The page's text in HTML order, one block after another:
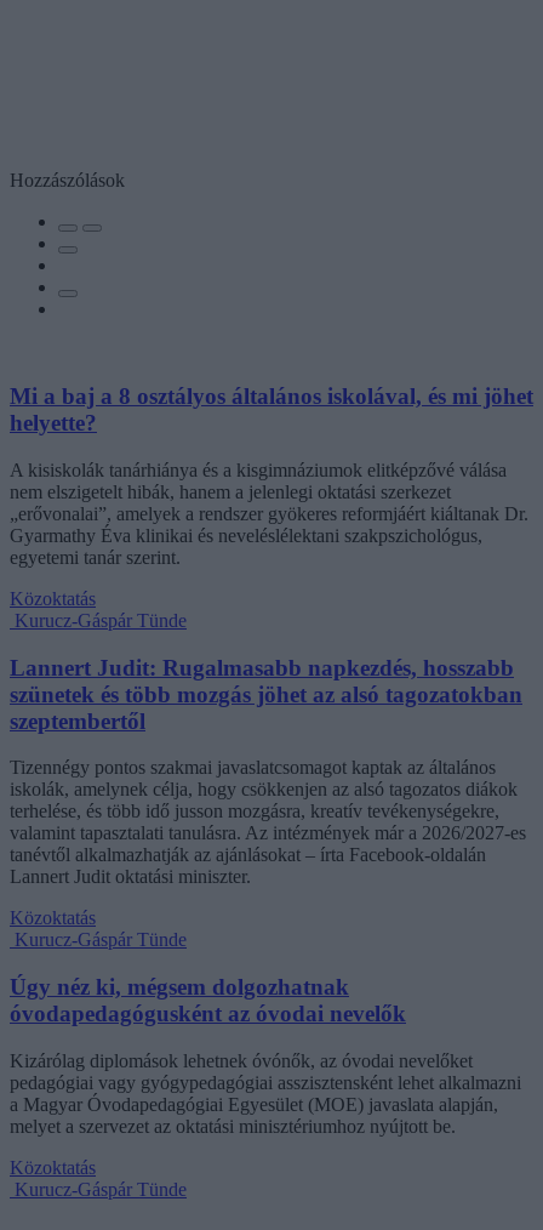
Hozzászólások
Mi a baj a 8 osztályos általános iskolával, és mi jöhet
helyette?
A kisiskolák tanárhiánya és a kisgimnáziumok elitképzővé válása
nem elszigetelt hibák, hanem a jelenlegi oktatási szerkezet
„erővonalai”, amelyek a rendszer gyökeres reformjáért kiáltanak Dr.
Gyarmathy Éva klinikai és neveléslélektani szakpszichológus,
egyetemi tanár szerint.
Közoktatás
Kurucz-Gáspár Tünde
Lannert Judit: Rugalmasabb napkezdés, hosszabb
szünetek és több mozgás jöhet az alsó tagozatokban
szeptembertől
Tizennégy pontos szakmai javaslatcsomagot kaptak az általános
iskolák, amelynek célja, hogy csökkenjen az alsó tagozatos diákok
terhelése, és több idő jusson mozgásra, kreatív tevékenységekre,
valamint tapasztalati tanulásra. Az intézmények már a 2026/2027-es
tanévtől alkalmazhatják az ajánlásokat – írta Facebook-oldalán
Lannert Judit oktatási miniszter.
Közoktatás
Kurucz-Gáspár Tünde
Úgy néz ki, mégsem dolgozhatnak
óvodapedagógusként az óvodai nevelők
Kizárólag diplomások lehetnek óvónők, az óvodai nevelőket
pedagógiai vagy gyógypedagógiai asszisztensként lehet alkalmazni
a Magyar Óvodapedagógiai Egyesület (MOE) javaslata alapján,
melyet a szervezet az oktatási minisztériumhoz nyújtott be.
Közoktatás
Kurucz-Gáspár Tünde